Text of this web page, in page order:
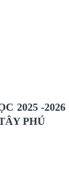
2025 -
PHÚ